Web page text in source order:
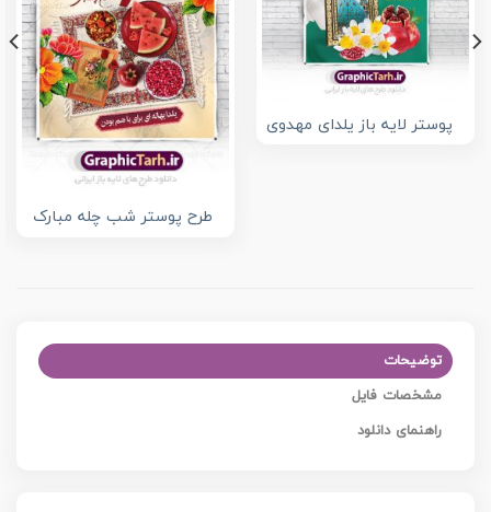
پوستر لایه باز یلدای مهدوی
طرح پوستر شب چله مبارک
توضیحات
مشخصات فایل
راهنمای دانلود